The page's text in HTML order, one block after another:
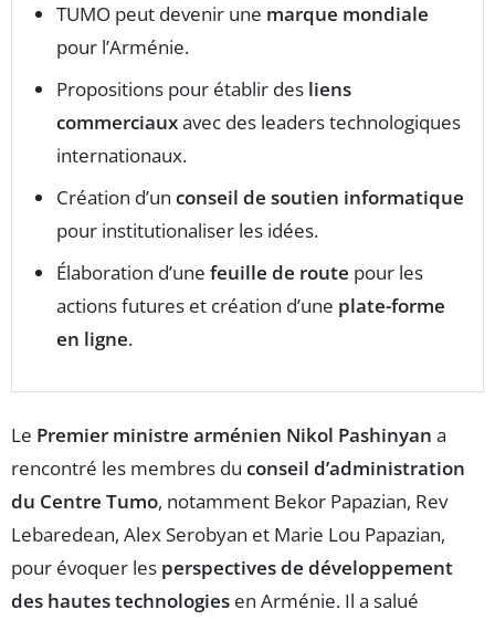
TUMO peut devenir une marque mondiale
pour l’Arménie.
Propositions pour établir des liens
commerciauxavec des leaders technologiques
internationaux.
Création d’un conseil de soutien informatique
pour institutionaliser les idées.
Élaboration d’une feuille de route pour les
actions futures et création d’une plate-forme
en ligne.
Le Premier ministre arménien Nikol Pashinyan a
rencontré les membres du conseil d’administration
du Centre Tumo, notamment Bekor Papazian, Rev
Lebaredean, Alex Serobyan et Marie Lou Papazian,
pour évoquer les perspectives de développement
des hautes technologies en Arménie. Il a salué